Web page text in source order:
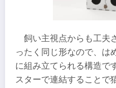
飼い主視点からも工夫
ったく同じ形なので、は
に組み立てられる構造で
スターで連結することで